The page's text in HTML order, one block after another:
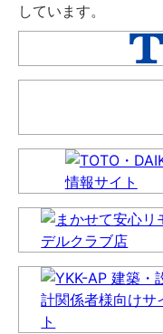
しています。